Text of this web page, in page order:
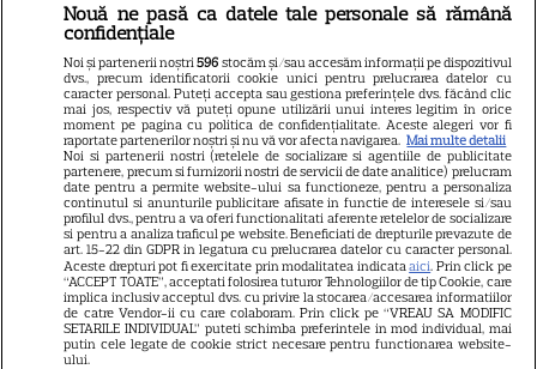
5
coreean de pe Netflix: Regele
blestemat, fantomele și
exorcistul care sfidează
moartea
PRIME VIDEO
Când „Fălci” se întâlnește cu
„Coborâre întunecată”:
Producția claustrofobă de pe
Prime Video ce nu trebuie
ratată
Nouă ne pasă ca datele tale personale să rămână
confidențiale
Noi și partenerii noștri596 stocăm și/sau accesăm informații pe dispozitivul
dvs., precum identificatorii cookie unici pentru prelucrarea datelor cu
caracter personal. Puteți accepta sau gestiona preferințele dvs. făcând clic
mai jos, respectiv vă puteți opune utilizării unui interes legitim în orice
moment pe pagina cu politica de confidențialitate. Aceste alegeri vor fi
raportate partenerilor noștri și nu vă vor afecta navigarea. Mai multe detalii
Noi si partenerii nostri (retelele de socializare si agentiile de publicitate
partenere, precum si furnizorii nostri de servicii de date analitice) prelucram
date pentru a permite website-ului sa functioneze, pentru a personaliza
continutul si anunturile publicitare afisate in functie de interesele si/sau
profilul dvs., pentru a va oferi functionalitati aferente retelelor de socializare
si pentru a analiza traficul pe website. Beneficiati de drepturile prevazute de
art. 15-22 din GDPR in legatura cu prelucrarea datelor cu caracter personal.
Aceste drepturi pot fi exercitate prin modalitatea indicataaici. Prin click pe
“ACCEPT TOATE”, acceptati folosirea tuturor Tehnologiilor de tip Cookie, care
implica inclusiv acceptul dvs. cu privire la stocarea/accesarea informatiilor
de catre Vendor-ii cu care colaboram. Prin click pe “VREAU SA MODIFIC
SETARILE INDIVIDUAL” puteti schimba preferintele in mod individual, mai
putin cele legate de cookie strict necesare pentru functionarea website-
ului.